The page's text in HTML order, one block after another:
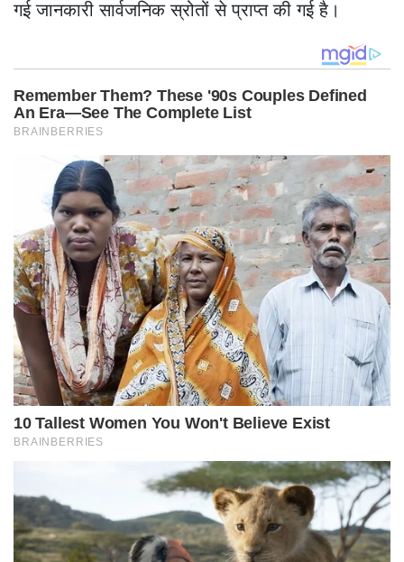
गई जानकारी सार्वजनिक स्रोतों से प्राप्त की गई है।